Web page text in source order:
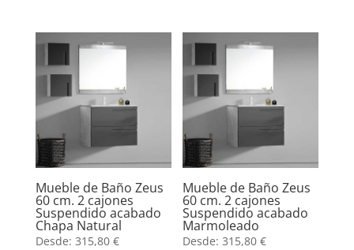
Mueble de Baño Zeus
60 cm. 2 cajones
Suspendido acabado
Chapa Natural
Desde: 315,80 €
Mueble de Baño Zeus
60 cm. 2 cajones
Suspendido acabado
Marmoleado
Desde:315,80€